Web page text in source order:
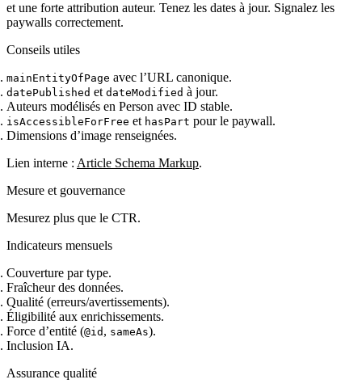
et une forte attribution auteur. Tenez les dates à jour. Signalez les
paywalls correctement.
Conseils utiles
mainEntityOfPage avec l’URL canonique.
datePublished et dateModified à jour.
Auteurs modélisés en Person avec ID stable.
isAccessibleForFree et hasPart pour le paywall.
Dimensions d’image renseignées.
Lien interne : Article Schema Markup.
Mesure et gouvernance
Mesurez plus que le CTR.
Indicateurs mensuels
Couverture par type.
Fraîcheur des données.
Qualité (erreurs/avertissements).
Éligibilité aux enrichissements.
Force d’entité (@id , sameAs).
Inclusion IA.
Assurance qualité